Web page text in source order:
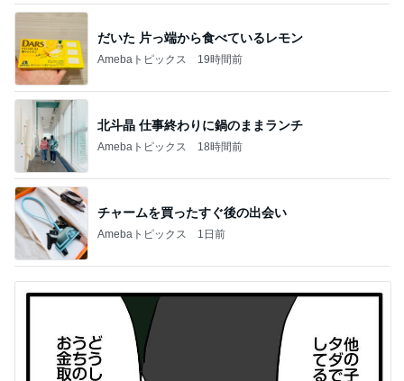
だいた 片っ端から食べているレモン
Amebaトピックス 19時間前
北斗晶 仕事終わりに鍋のままランチ
Amebaトピックス 18時間前
チャームを買ったすぐ後の出会い
Amebaトピックス 1日前